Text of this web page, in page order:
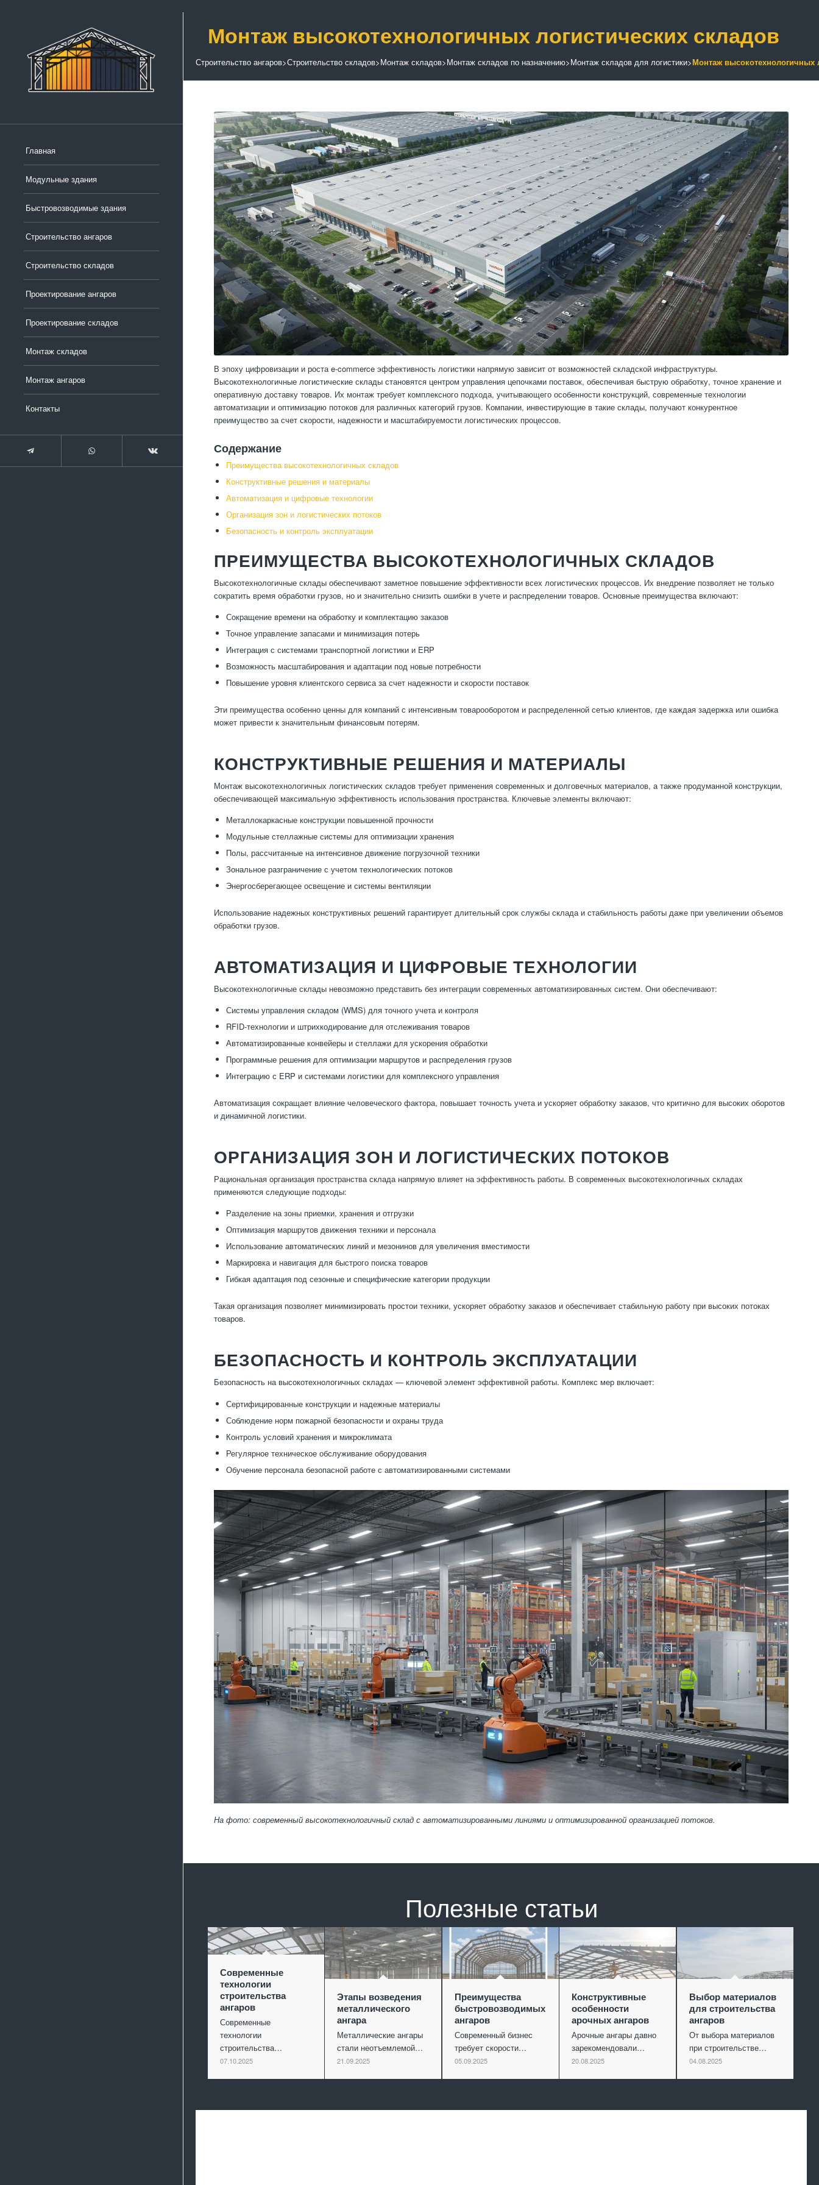
Главная
Модульные здания
Быстровозводимые здания
Строительство ангаров
Строительство складов
Проектирование ангаров
Проектирование складов
Монтаж складов
Монтаж ангаров
Контакты
Монтаж высокотехнологичных логистических складов
Строительство ангаров>Строительство складов>Монтаж складов>Монтаж складов по назначению>Монтаж складов для логистики>Монтаж высокотехнологичных
В эпоху цифровизации и роста e-commerce эффективность логистики напрямую зависит от возможностей складской инфраструктуры.
Высокотехнологичные логистические склады становятся центром управления цепочками поставок, обеспечивая быструю обработку, точное хранение и
оперативную доставку товаров. Их монтаж требует комплексного подхода, учитывающего особенности конструкций, современные технологии
автоматизации и оптимизацию потоков для различных категорий грузов. Компании, инвестирующие в такие склады, получают конкурентное
преимущество за счет скорости, надежности и масштабируемости логистических процессов.
Содержание
Преимущества высокотехнологичных складов
Конструктивные решения и материалы
Автоматизация и цифровые технологии
Организация зон и логистических потоков
Безопасность и контроль эксплуатации
ПРЕИМУЩЕСТВА ВЫСОКОТЕХНОЛОГИЧНЫХ СКЛАДОВ
Высокотехнологичные склады обеспечивают заметное повышение эффективности всех логистических процессов. Их внедрение позволяет не только
сократить время обработки грузов, но и значительно снизить ошибки в учете и распределении товаров. Основные преимущества включают:
Сокращение времени на обработку и комплектацию заказов
Точное управление запасами и минимизация потерь
Интеграция с системами транспортной логистики и ERP
Возможность масштабирования и адаптации под новые потребности
Повышение уровня клиентского сервиса за счет надежности и скорости поставок
Эти преимущества особенно ценны для компаний с интенсивным товарооборотом и распределенной сетью клиентов, где каждая задержка или ошибка
может привести к значительным финансовым потерям.
КОНСТРУКТИВНЫЕ РЕШЕНИЯ И МАТЕРИАЛЫ
Монтаж высокотехнологичных логистических складов требует применения современных и долговечных материалов, а также продуманной конструкции,
обеспечивающей максимальную эффективность использования пространства. Ключевые элементы включают:
Металлокаркасные конструкции повышенной прочности
Модульные стеллажные системы для оптимизации хранения
Полы, рассчитанные на интенсивное движение погрузочной техники
Зональное разграничение с учетом технологических потоков
Энергосберегающее освещение и системы вентиляции
Использование надежных конструктивных решений гарантирует длительный срок службы склада и стабильность работы даже при увеличении объемов
обработки грузов.
АВТОМАТИЗАЦИЯ И ЦИФРОВЫЕ ТЕХНОЛОГИИ
Высокотехнологичные склады невозможно представить без интеграции современных автоматизированных систем. Они обеспечивают:
Системы управления складом (WMS) для точного учета и контроля
RFID-технологии и штрихкодирование для отслеживания товаров
Автоматизированные конвейеры и стеллажи для ускорения обработки
Программные решения для оптимизации маршрутов и распределения грузов
Интеграцию с ERP и системами логистики для комплексного управления
Автоматизация сокращает влияние человеческого фактора, повышает точность учета и ускоряет обработку заказов, что критично для высоких оборотов
и динамичной логистики.
ОРГАНИЗАЦИЯ ЗОН И ЛОГИСТИЧЕСКИХ ПОТОКОВ
Рациональная организация пространства склада напрямую влияет на эффективность работы. В современных высокотехнологичных складах
применяются следующие подходы:
Разделение на зоны приемки, хранения и отгрузки
Оптимизация маршрутов движения техники и персонала
Использование автоматических линий и мезонинов для увеличения вместимости
Маркировка и навигация для быстрого поиска товаров
Гибкая адаптация под сезонные и специфические категории продукции
Такая организация позволяет минимизировать простои техники, ускоряет обработку заказов и обеспечивает стабильную работу при высоких потоках
товаров.
БЕЗОПАСНОСТЬ И КОНТРОЛЬ ЭКСПЛУАТАЦИИ
Безопасность на высокотехнологичных складах — ключевой элемент эффективной работы. Комплекс мер включает:
Сертифицированные конструкции и надежные материалы
Соблюдение норм пожарной безопасности и охраны труда
Контроль условий хранения и микроклимата
Регулярное техническое обслуживание оборудования
Обучение персонала безопасной работе с автоматизированными системами
На фото: современный высокотехнологичный склад с автоматизированными линиями и оптимизированной организацией потоков.
Полезные статьи
Современные
технологии
строительства
ангаров
Современные
технологии
строительства…
07.10.2025
Этапы возведения
металлического
ангара
Металлические ангары
стали неотъемлемой…
21.09.2025
Преимущества
быстровозводимых
ангаров
Современный бизнес
требует скорости…
05.09.2025
Конструктивные
особенности
арочных ангаров
Арочные ангары давно
зарекомендовали…
20.08.2025
Выбор материалов
для строительства
ангаров
От выбора материалов
при строительстве…
04.08.2025